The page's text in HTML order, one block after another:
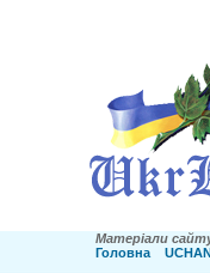
Матеріали
Головна